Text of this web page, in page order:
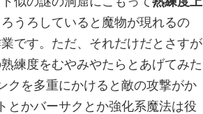
うろしていると魔物が現れるの
です。ただ、それだけだとさすが
練度をむやみやたらとあげてみた
クを多重にかけると敵の攻撃がか
とかバーサクとか強化系魔法は役